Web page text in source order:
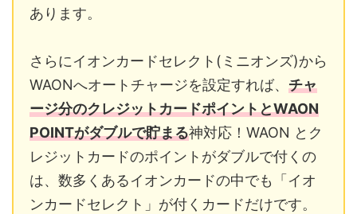
あります。
さらにイオンカードセレクト(ミニオンズ)から
WAONへオートチャージを設定すれば、 チャ
ージ分のクレジットカードポイントとWAON
POINTがダブルで貯まる神対応！WAON とク
レジットカードのポイントがダブルで付くの
は、数多くあるイオンカードの中でも「イオ
ンカードセレクト」が付くカードだけです。